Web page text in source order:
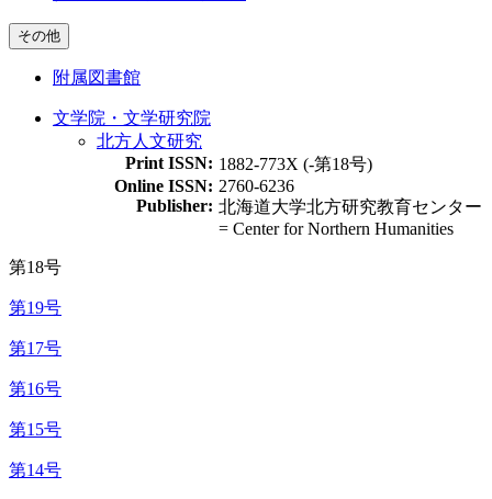
その他
附属図書館
文学院・文学研究院
北方人文研究
Print ISSN: 1882-773X (-第18号)
Online ISSN: 2760-6236
Publisher: 北海道大学北方研究教育センター
= Center for Northern Humanities
第18号
第19号
第17号
第16号
第15号
第14号